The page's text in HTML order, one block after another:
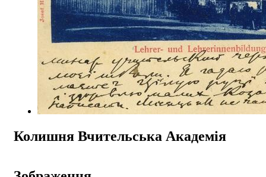
Колишня Вчительська Академія